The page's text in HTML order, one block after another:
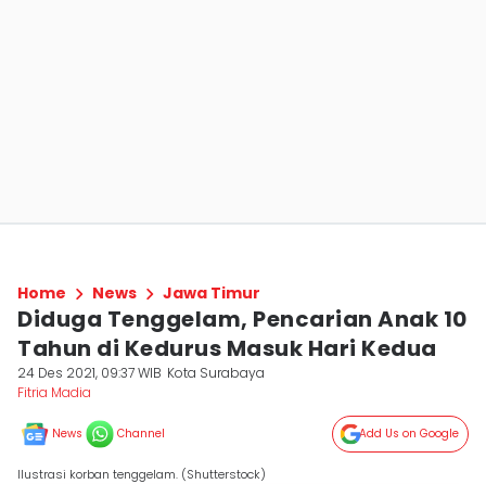
Home News Jawa Timur
Diduga Tenggelam, Pencarian Anak 10
Tahun di Kedurus Masuk Hari Kedua
24 Des 2021, 09:37 WIB Kota Surabaya
Fitria Madia
News Channel Add Us on Google
Ilustrasi korban tenggelam. (Shutterstock)